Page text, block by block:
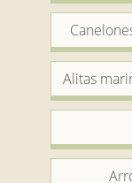
Alitas